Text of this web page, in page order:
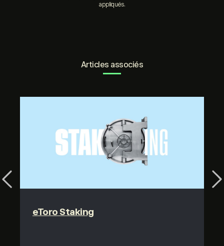
appliqués.
Articles associés
Previous
eToro Staking